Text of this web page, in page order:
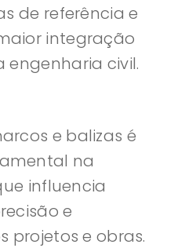
de referência e
integração
civil.
e balizas é
na
influencia
e
projetos e obras.